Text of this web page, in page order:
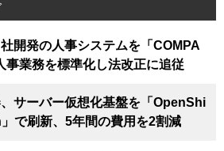
開発の人事システムを「COMPA
事業務を標準化し法改正に追従
サーバー仮想化基盤を「OpenShi
で刷新、5年間の費用を2割減